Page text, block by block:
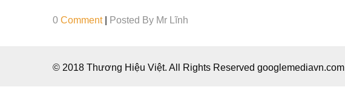
0 Comment Posted By Mr Lĩnh
© 2018 Thương Hiệu Việt. All Rights Reserved googlemediavn.com